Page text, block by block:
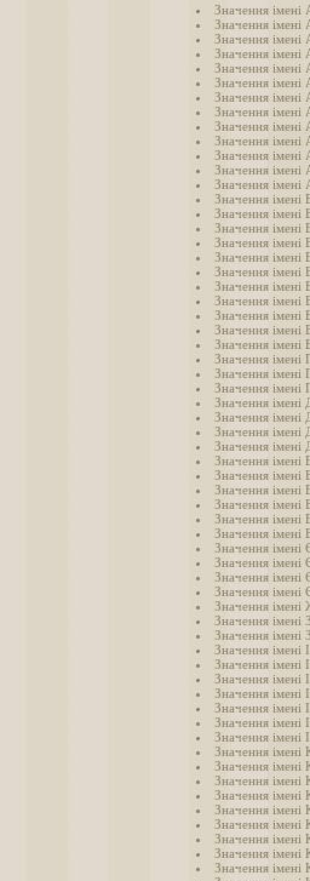
Значення імені
Значення імені
Значення імені
Значення імені
Значення імені
Значення імені
Значення імені
Значення імені
Значення імені
Значення імені
Значення імені
Значення імені
Значення імені
Значення імені
Значення імені
Значення імені
Значення імені
Значення імені
Значення імені
Значення імені
Значення імені
Значення імені
Значення імені
Значення імені
Значення імені
Значення імені
Значення імені
Значення імені
Значення імені
Значення імені
Значення імені
Значення імені
Значення імені
Значення імені
Значення імені
Значення імені
Значення імені
Значення імені
Значення імені
Значення імені
Значення імені
Значення імені
Значення імені
Значення імені
Значення імені
Значення імені
Значення імені
Значення імені
Значення імені
Значення імені
Значення імені
Значення імені
Значення імені
Значення імені
Значення імені
Значення імені
Значення імені
Значення імені
Значення імені
Значення імені